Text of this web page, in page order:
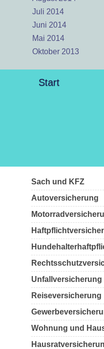
Juli 2014
Juni 2014
Mai 2014
Oktober 2013
Start
Sach und KFZ
Autoversicherung
Unfallversicherung
Reiseversicherung
Wohnung und